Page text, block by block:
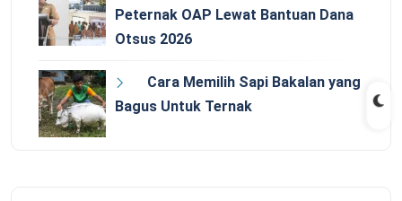
Peternak OAP Lewat Bantuan Dana
Otsus 2026
Cara Memilih Sapi Bakalan yang
Bagus Untuk Ternak